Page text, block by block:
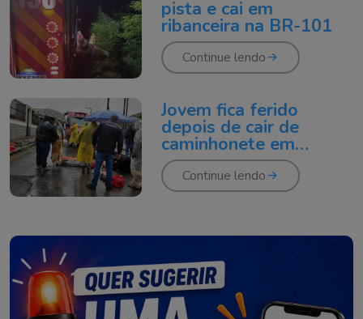
pista e cai em
ribanceira na BR-101
Continue lendo
Jovem fica ferido
depois de cair de
caminhonete em
movimento
Continue lendo